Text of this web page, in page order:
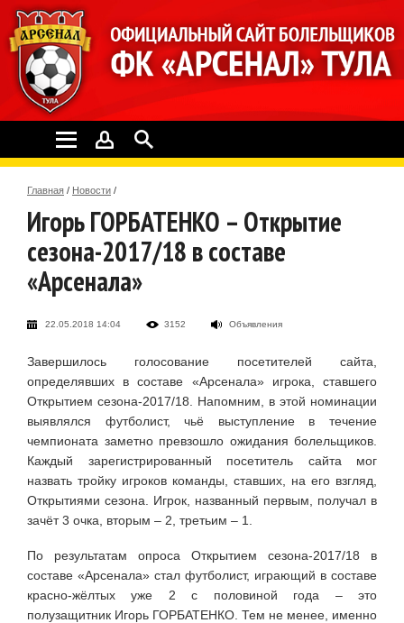
Главная / Новости /
Игорь ГОРБАТЕНКО – Открытие
сезона-2017/18 в составе
«Арсенала»
22.05.2018 14:04 3152 Объявления
Завершилось голосование посетителей сайта,
определявших в составе «Арсенала» игрока, ставшего
Открытием сезона-2017/18. Напомним, в этой номинации
выявлялся футболист, чьё выступление в течение
чемпионата заметно превзошло ожидания болельщиков.
Каждый зарегистрированный посетитель сайта мог
назвать тройку игроков команды, ставших, на его взгляд,
Открытиями сезона. Игрок, названный первым, получал в
зачёт 3 очка, вторым – 2, третьим – 1.
По результатам опроса Открытием сезона-2017/18 в
составе «Арсенала» стал футболист, играющий в составе
красно-жёлтых уже 2 с половиной года – это
полузащитник Игорь ГОРБАТЕНКО. Тем не менее, именно